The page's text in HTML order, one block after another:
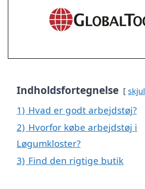
Indholdsfortegnelse skjul
1) Hvad er godt arbejdstøj?
2) Hvorfor købe arbejdstøj i
Løgumkloster?
3) Find den rigtige butik